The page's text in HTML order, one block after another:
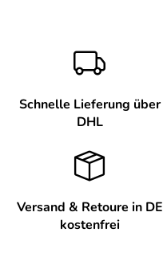
Schnelle Lieferung über
DHL
Versand & Retoure in DE
kostenfrei